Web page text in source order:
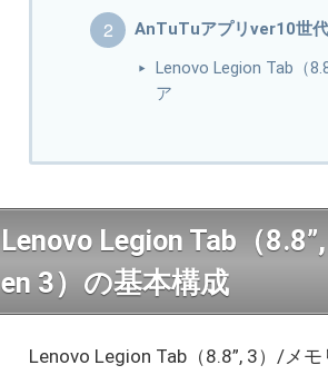
AnTuTuアプリver10世
Lenovo Legion Tab（
ア
Lenovo Legion Tab（
en 3）の基本構成
Lenovo Legion Tab（8.8”, 3）/メ